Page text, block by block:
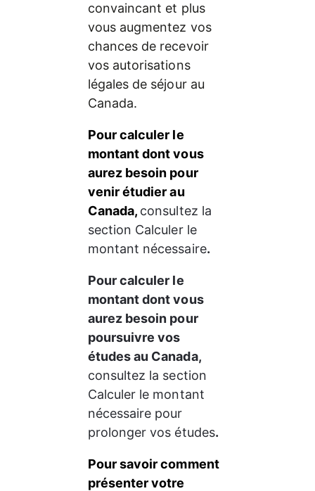
convaincant et plus
vous augmentez vos
chances de recevoir
vos autorisations
légales de séjour au
Canada.
Pour calculer le
montant dont vous
aurez besoin pour
venir étudier au
Canada, consultez la
section Calculer le
montant nécessaire.
Pour calculer le
montant dont vous
aurez besoin pour
poursuivre vos
études au Canada,
consultez la section
Calculer le montant
nécessaire pour
prolonger vos études.
Pour savoir comment
présenter votre